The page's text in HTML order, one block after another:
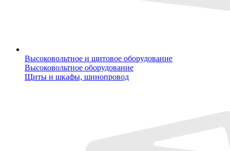
Высоковольтное и щитовое оборудование
Высоковольтное оборудование
Щиты и шкафы, шинопровод